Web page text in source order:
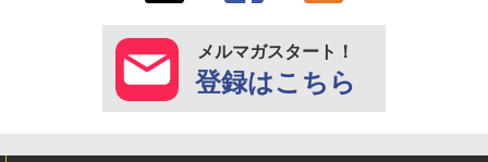
メルマガスタート！
登録はこちら